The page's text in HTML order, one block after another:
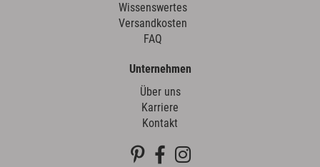
Wissenswertes
Versandkosten
FAQ
Unternehmen
Über uns
Karriere
Kontakt